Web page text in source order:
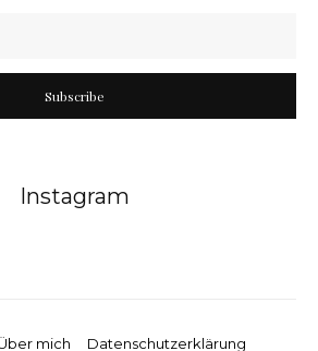
Subscribe
Instagram
mich Datenschutzerklärung